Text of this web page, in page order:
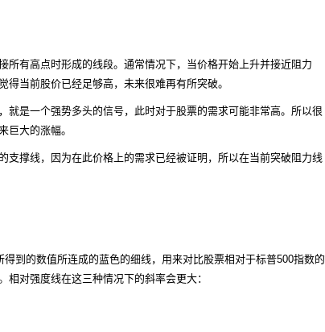
所有高点时形成的线段。通常情况下，当价格开始上升并接近阻力
当前股价已经足够高，未来很难再有所突破。
就是一个强势多头的信号，此时对于股票的需求可能非常高。所以很
巨大的涨幅。
支撑线，因为在此价格上的需求已经被证明，所以在当前突破阻力线
到的数值所连成的蓝色的细线，用来对比股票相对于标普500指数的
对强度线在这三种情况下的斜率会更大：